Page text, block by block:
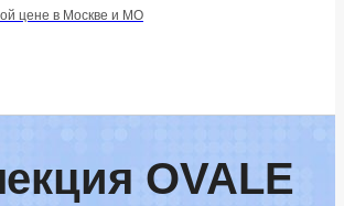
цене в Москве и МО
OVALE